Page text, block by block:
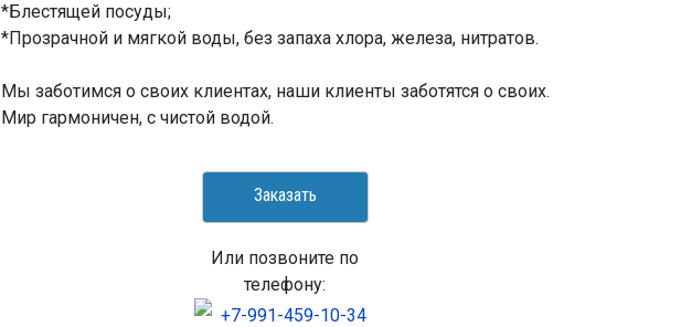
*Блестящей посуды;
*Прозрачной и мягкой воды, без запаха хлора, железа, нитратов.
Мы заботимся о своих клиентах, наши клиенты заботятся о своих.
Мир гармоничен, с чистой водой.
Заказать
Или позвоните по
телефону:
+7-991-459-10-34